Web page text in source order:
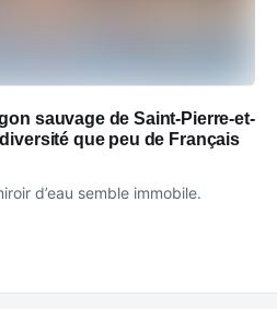
sauvage de Saint-Pierre-et-
que peu de Français
d’eau semble immobile.